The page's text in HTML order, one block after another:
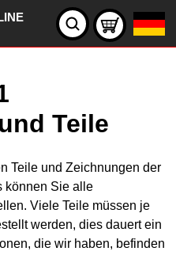
Teile
Teile und Zeichnungen der
können Sie alle
Viele Teile müssen je
werden, dies dauert ein
die wir haben, befinden